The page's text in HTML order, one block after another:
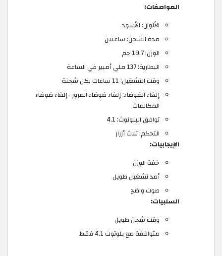
المواصفات:
الألوان: الأسود
مدة الشحن: ساعتين
الوزن: 19.7 جم
البطارية: 137 ملي أمبير في الساعة
وقت التشغيل: 11 ساعات بكل شحنة
إلغاء الضوضاء: إلغاء ضوضاء المرور -إلغاء ضوضاء
المكالمات
توافق البلوتوث: 4.1
التحكم: ثلاث أزرار
الإيجابيات:
خفة الوزن
أمد تشغيل طويل
صوت واضح
السلبيات:
وقت شحن طويل
متوافقة مع بلوتوث 4.1 فقط